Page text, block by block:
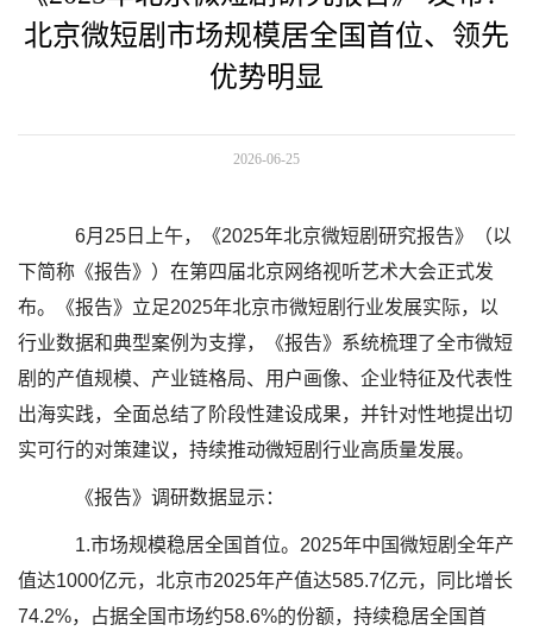
北京微短剧市场规模居全国首位、领先
优势明显
2026-06-25
6月25日上午，《2025年北京微短剧研究报告》（以
下简称《报告》）在第四届北京网络视听艺术大会正式发
布。《报告》立足2025年北京市微短剧行业发展实际，以
行业数据和典型案例为支撑，《报告》系统梳理了全市微短
剧的产值规模、产业链格局、用户画像、企业特征及代表性
出海实践，全面总结了阶段性建设成果，并针对性地提出切
实可行的对策建议，持续推动微短剧行业高质量发展。
《报告》调研数据显示：
1.市场规模稳居全国首位。2025年中国微短剧全年产
值达1000亿元，北京市2025年产值达585.7亿元，同比增长
74.2%，占据全国市场约58.6%的份额，持续稳居全国首